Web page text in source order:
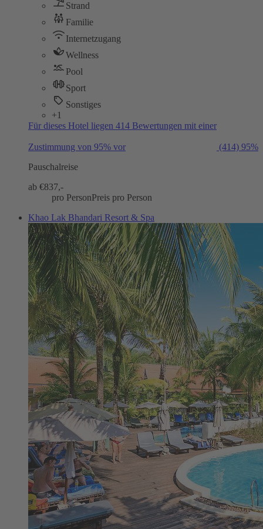
Strand
Familie
Internetzugang
Wellness
Pool
Sport
Sonstiges
+1
Für dieses Hotel liegen 414 Bewertungen mit einer
Zustimmung von 95% vor (414) 95%
Pauschalreise
ab €837,-
pro PersonPreis pro Person
Khao Lak Bhandari Resort & Spa